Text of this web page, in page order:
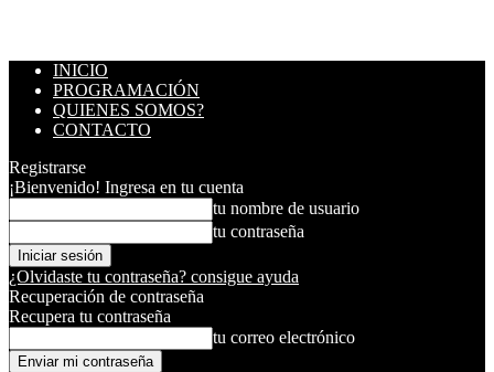
INICIO
PROGRAMACIÓN
QUIENES SOMOS?
CONTACTO
Registrarse
¡Bienvenido! Ingresa en tu cuenta
tu nombre de usuario
tu contraseña
¿Olvidaste tu contraseña? consigue ayuda
Recuperación de contraseña
Recupera tu contraseña
tu correo electrónico